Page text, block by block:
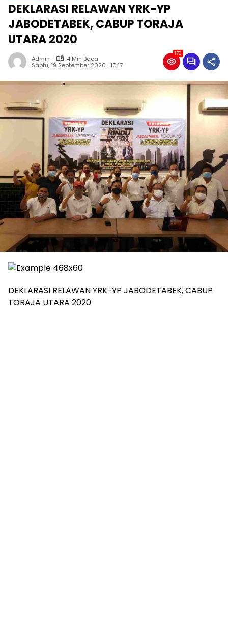
DEKLARASI RELAWAN YRK-YP
JABODETABEK, CABUP TORAJA
UTARA 2020
Admin
4 Min Baca
Sabtu, 19 September 2020 | 10:17
170
DEKLARASI RELAWAN YRK-YP JABODETABEK, CABUP
TORAJA UTARA 2020